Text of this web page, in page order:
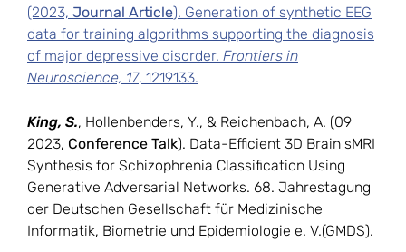
(2023, Journal Article). Generation of synthetic EEG
data for training algorithms supporting the diagnosis
of major depressive disorder. Frontiers in
Neuroscience, 17, 1219133.
King, S., Hollenbenders, Y., & Reichenbach, A. (09
2023, Conference Talk). Data-Efficient 3D Brain sMRI
Synthesis for Schizophrenia Classification Using
Generative Adversarial Networks. 68. Jahrestagung
der Deutschen Gesellschaft für Medizinische
Informatik, Biometrie und Epidemiologie e. V.(GMDS).